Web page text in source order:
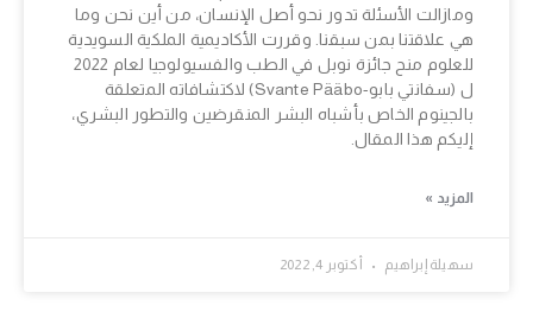
ومازالت الأسئلة تدور نحو أصل الإنسان، من أين نحن وما
هي علاقتنا بمن سبقنا. وقررت الأكاديمية الملكية السويدية
للعلوم منح جائزة نوبل في الطب والفسيولوجيا لعام 2022
ل (سفانتي بابو-Svante Pääbo) لاكتشافاته المتعلقة
بالجينوم الخاص بأشباه البشر المنقرضين والتطور البشري،
إليكم هذا المقال.
المزيد »
سهيلة إبراهيم أكتوبر 4, 2022